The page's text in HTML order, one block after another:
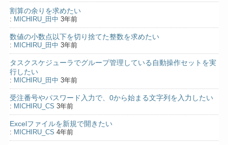
割算の余りを求めたい
: MICHIRU_田中 3年前
数値の小数点以下を切り捨てた整数を求めたい
: MICHIRU_田中 3年前
タスクスケジューラでグループ管理している自動操作セットを実
行したい
: MICHIRU_田中 3年前
受注番号やパスワード入力で、0から始まる文字列を入力したい
: MICHIRU_CS 3年前
Excelファイルを新規で開きたい
: MICHIRU_CS 4年前